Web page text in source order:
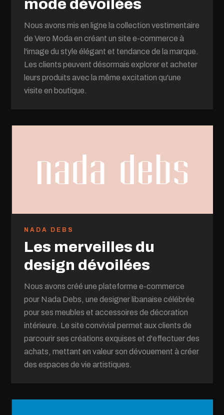
mode dévoilées
Nous avons mis en ligne la collection vestimentaire
de Vero Moda en créant un site e-commerce à
l'image du style élégant et tendance de la marque.
Les clients peuvent désormais explorer et acheter
leurs produits avec la même excitation qu'une
visite en boutique.
NADA DEBS
Les merveilles du
design dévoilées
Nous avons créé une plateforme e-commerce
pour Nada Debs, une designer libanaise célébrée
pour ses meubles et accessoires de décoration
intérieure. Le site convivial permet aux clients de
parcourir ses créations exquises et d'effectuer des
achats, mettant en valeur son dévouement à créer
des espaces de vie artistiques.